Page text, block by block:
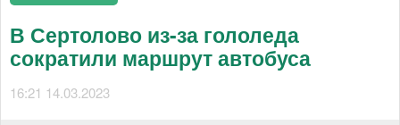
В Сертолово из-за гололеда
сократили маршрут автобуса
16:21 14.03.2023